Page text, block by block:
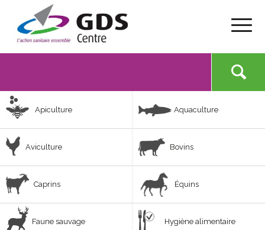
Apiculture Aquaculture
Aviculture Bovins
Caprins Équins
Faune sauvage Hygiène alimentaire